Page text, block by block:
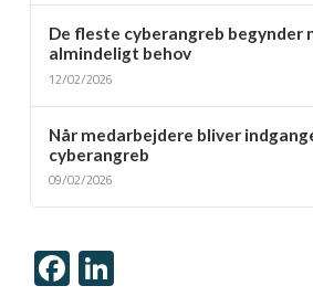
De fleste cyberangreb begynder
almindeligt behov
12/02/2026
Når medarbejdere bliver
cyberangreb
09/02/2026
Facebook
LinkedIn